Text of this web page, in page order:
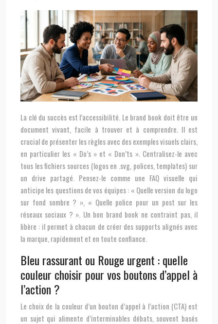
La clé du succès est l’accessibilité. Le brand book doit être un
document vivant, facile à trouver et à comprendre. Il est
crucial de présenter les règles avec des exemples visuels clairs,
en particulier les « Do’s » et « Don’ts ». Centralisez-le avec
tous les fichiers sources (logos en .svg, polices, templates) sur
un drive partagé. Pensez-le comme une FAQ visuelle qui
anticipe les questions de vos équipes : « Quelle version du logo
sur fond sombre ? », « Quelle police pour un post sur les
réseaux sociaux ? ». Un bon brand book ne contraint pas, il
libère : il permet à chacun de créer des supports alignés avec
la marque, rapidement et en toute confiance.
Bleu rassurant ou Rouge urgent : quelle
couleur choisir pour vos boutons d’appel à
l’action ?
Le choix de la couleur d’un bouton d’appel à l’action (CTA) est
un sujet qui alimente d’interminables débats, souvent basés